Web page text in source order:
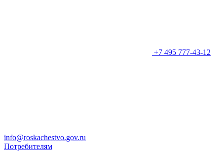
+7 495 777-43-12
info@roskachestvo.gov.ru
Потребителям